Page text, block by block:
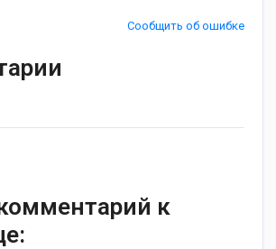
Сообщить об ошибке
к